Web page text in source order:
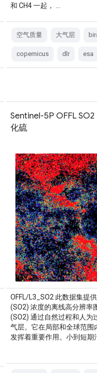
和 CH4 一起， …
空气质量 大气层
copernicus dlr esa
Sentinel-5P OFFL
化硫
OFFL/L3_SO2 此数据集提
(SO2) 浓度的离线高分辨率
(SO2) 通过自然过程和人为
气层。它在局部和全球范围
发挥着重要作用。小到短期